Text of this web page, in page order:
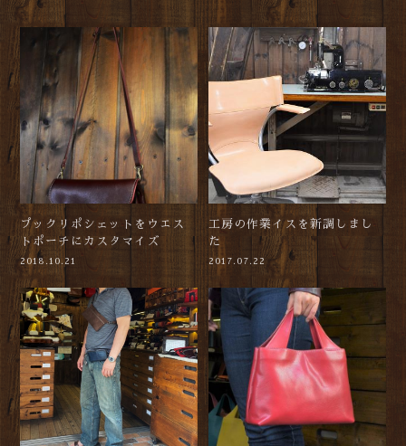
プックリポシェットをウエス
トポーチにカスタマイズ
2018.10.21
工房の作業イスを新調しまし
た
2017.07.22